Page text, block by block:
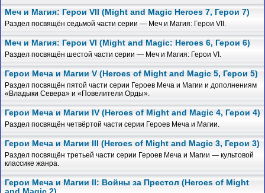
Меч и Магия: Герои VII (Might and Magic Heroes 7, Герои 7)
Раздел посвящён седьмой части серии — Меч и Магия: Герои VII.
Меч и Магия: Герои VI (Might and Magic: Heroes 6, Герои 6)
Раздел посвящён шестой части серии — Меч и Магия: Герои VI.
Герои Меча и Магии V (Heroes of Might and Magic 5, Герои 5)
Раздел посвящён пятой части серии Героев Меча и Магии и дополнениям
«Владыки Севера» и «Повелители Орды».
Герои Меча и Магии IV (Heroes of Might and Magic 4, Герои 4)
Раздел посвящён четвёртой части серии Героев Меча и Магии.
Герои Меча и Магии III (Heroes of Might and Magic 3, Герои 3)
Раздел посвящён третьей части серии Героев Меча и Магии — культовой
классике жанра.
Герои Меча и Магии II: Войны за Престол (Heroes of Might